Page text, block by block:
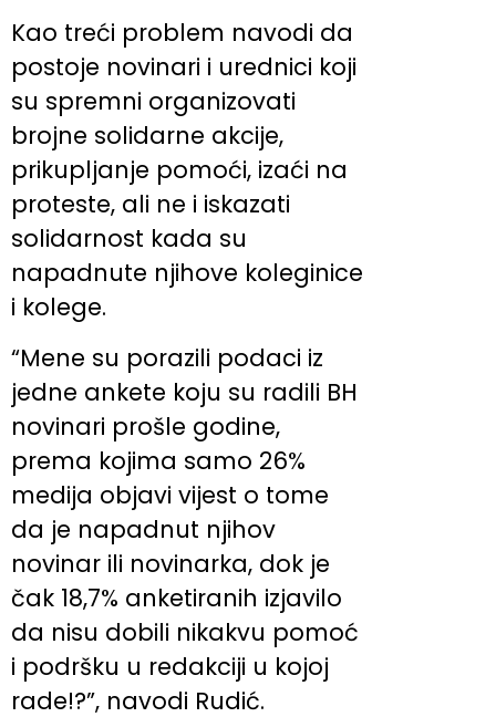
Kao treći problem navodi da
postoje novinari i urednici koji
su spremni organizovati
brojne solidarne akcije,
prikupljanje pomoći, izaći na
proteste, ali ne i iskazati
solidarnost kada su
napadnute njihove koleginice
i kolege.
“Mene su porazili podaci iz
jedne ankete koju su radili BH
novinari prošle godine,
prema kojima samo 26%
medija objavi vijest o tome
da je napadnut njihov
novinar ili novinarka, dok je
čak 18,7% anketiranih izjavilo
da nisu dobili nikakvu pomoć
i podršku u redakciji u kojoj
rade!?”, navodi Rudić.